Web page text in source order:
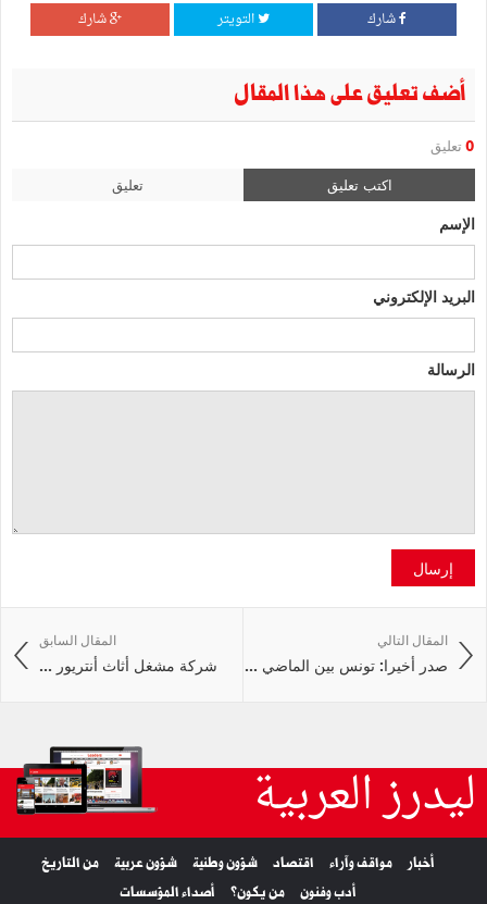
شارك التويتر شارك
أضف تعليق على هذا المقال
0 تعليق
اكتب تعليق تعليق
الإسم
البريد الإلكتروني
الرسالة
إرسال
المقال السابق
شركة مشغل أثاث أنتريور ...
المقال التالي
صدر أخيرا: تونس بين الماضي ...
ليدرز العربية
أخبار مواقف وآراء اقتصاد شؤون وطنية شؤون عربية
من التاريخ
أدب وفنون
من يكون؟ أصداء المؤسسات